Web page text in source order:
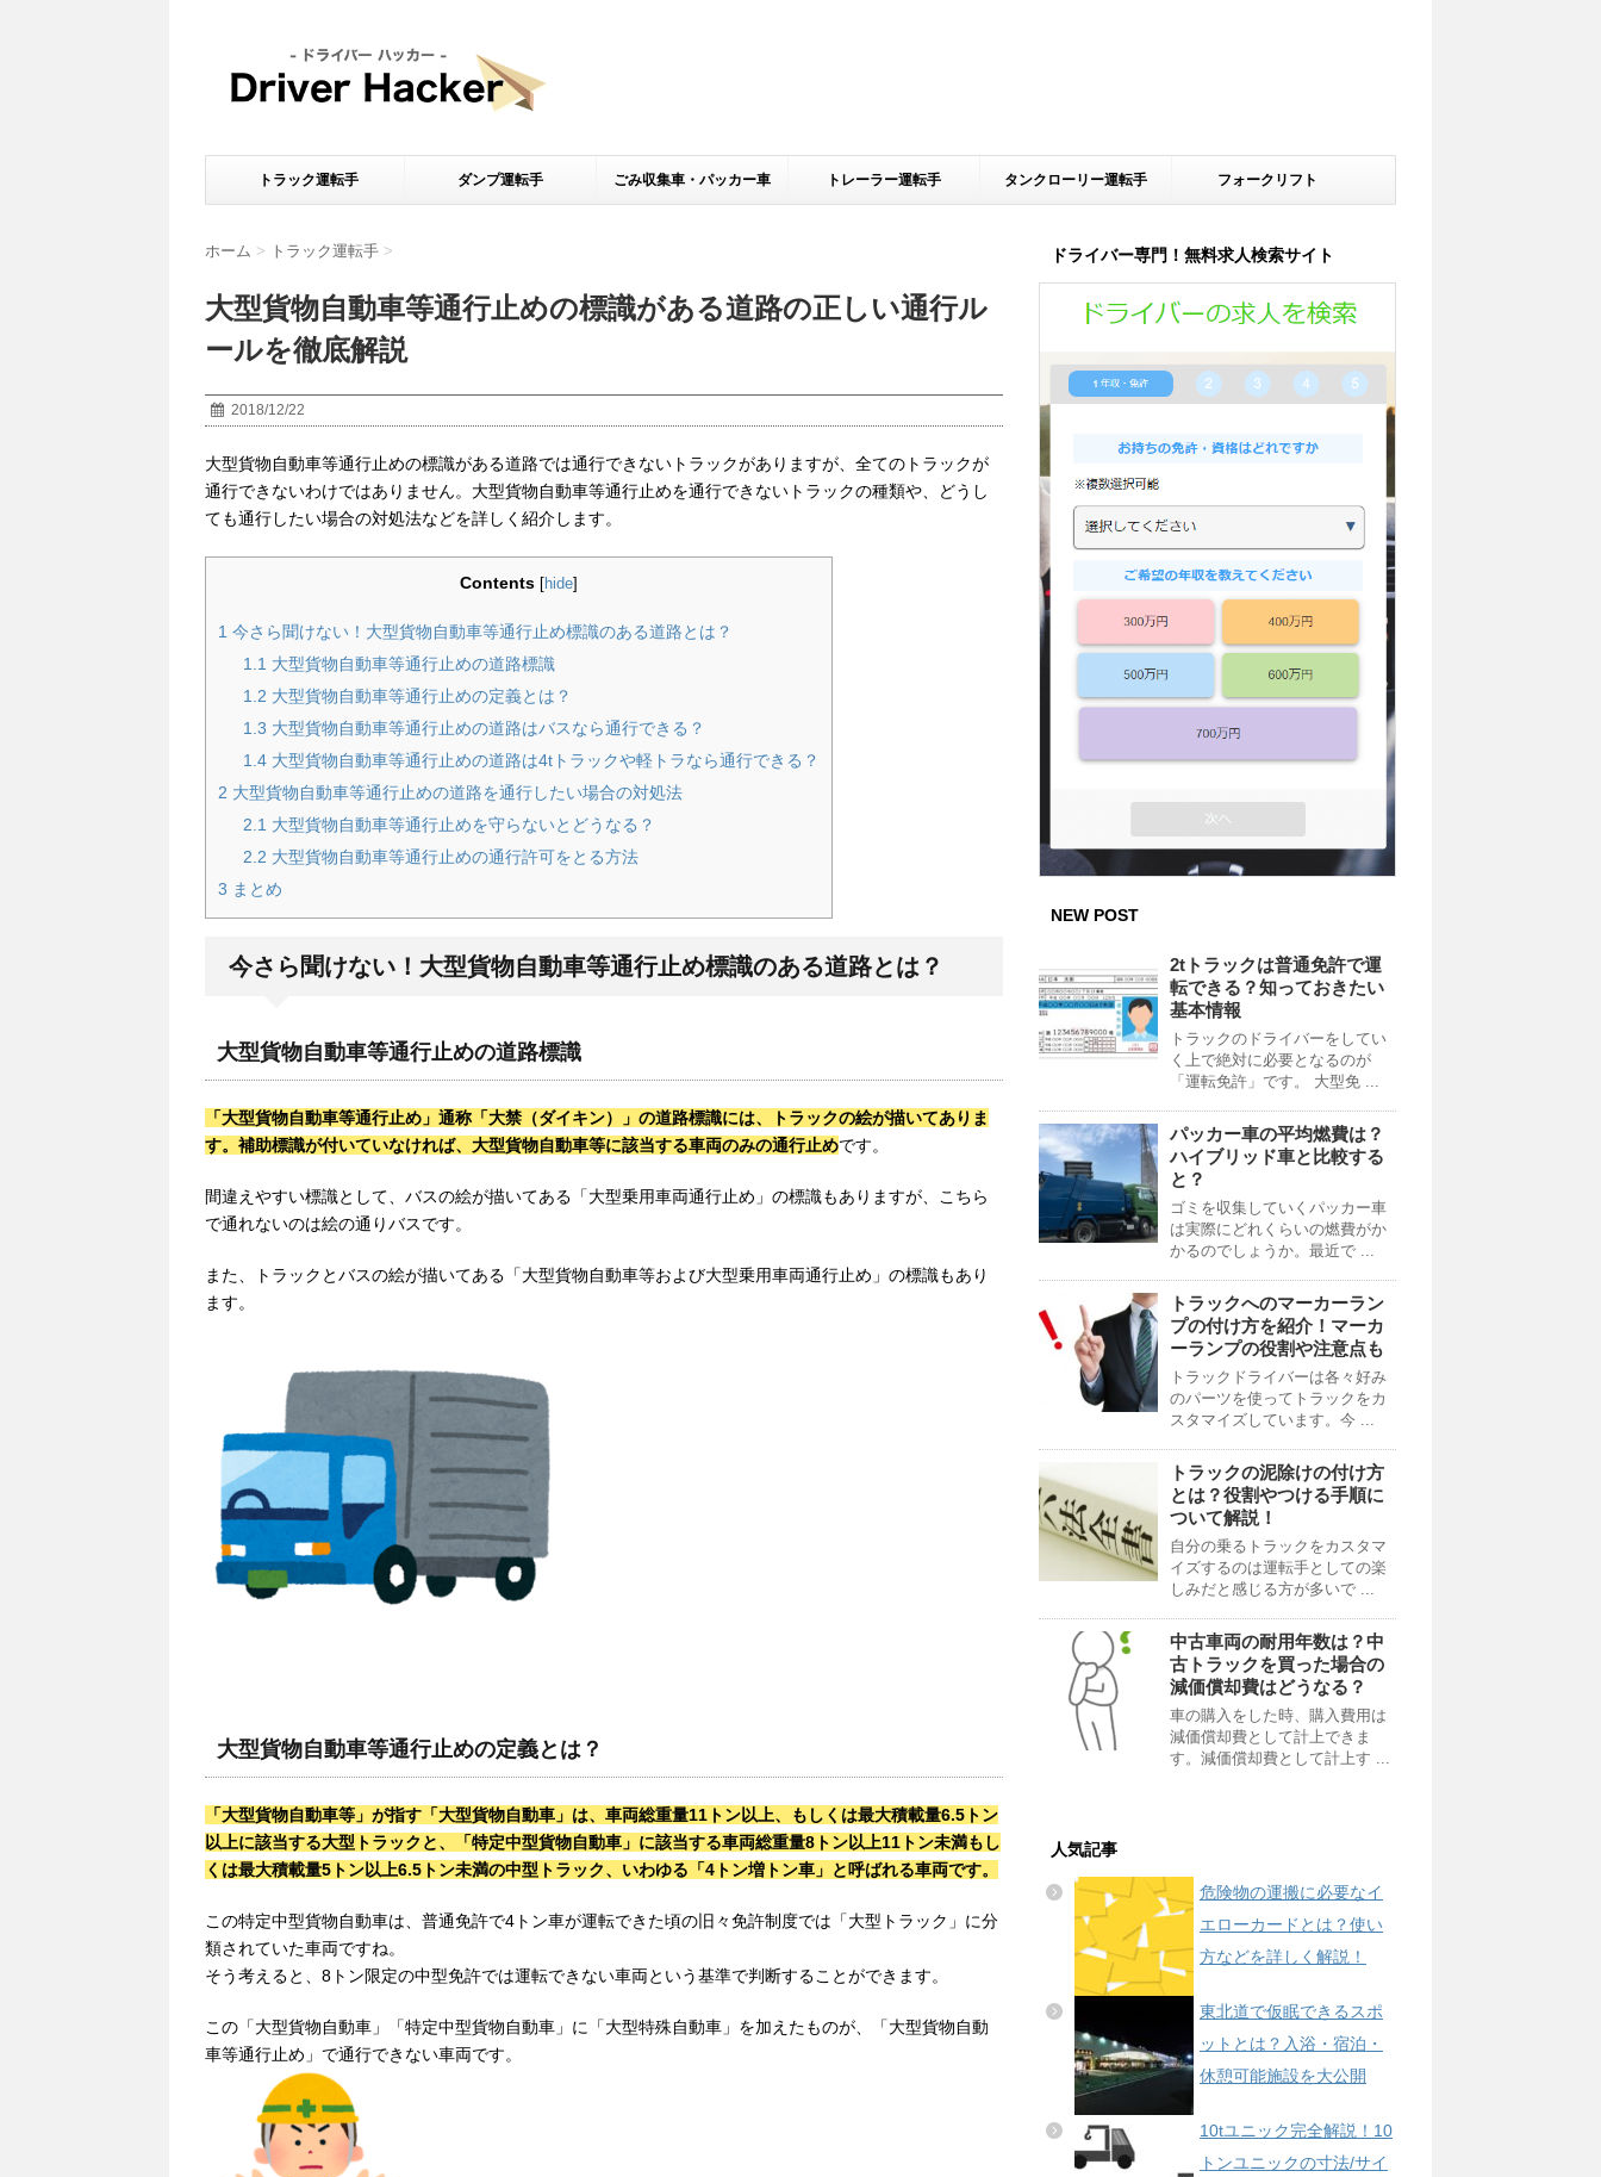
トラック運転手 ダンプ運転手 ごみ収集車・パッカー車 トレーラー運転手 タンクローリー運転手 フォークリフト
ホーム > トラック運転手 >
大型貨物自動車等通行止めの標識がある道路の正しい通行ル
ールを徹底解説
2018/12/22
大型貨物自動車等通行止めの標識がある道路では通行できないトラックがありますが、全てのトラックが
通行できないわけではありません。大型貨物自動車等通行止めを通行できないトラックの種類や、どうし
ても通行したい場合の対処法などを詳しく紹介します。
Contents [hide]
1 今さら聞けない！大型貨物自動車等通行止め標識のある道路とは？
1.1 大型貨物自動車等通行止めの道路標識
1.2 大型貨物自動車等通行止めの定義とは？
1.3 大型貨物自動車等通行止めの道路はバスなら通行できる？
1.4 大型貨物自動車等通行止めの道路は4tトラックや軽トラなら通行できる？
2 大型貨物自動車等通行止めの道路を通行したい場合の対処法
2.1 大型貨物自動車等通行止めを守らないとどうなる？
2.2 大型貨物自動車等通行止めの通行許可をとる方法
3 まとめ
今さら聞けない！大型貨物自動車等通行止め標識のある道路とは？
大型貨物自動車等通行止めの道路標識
「大型貨物自動車等通行止め」通称「大禁（ダイキン）」の道路標識には、トラックの絵が描いてありま
す。補助標識が付いていなければ、大型貨物自動車等に該当する車両のみの通行止めです。
間違えやすい標識として、バスの絵が描いてある「大型乗用車両通行止め」の標識もありますが、こちら
で通れないのは絵の通りバスです。
また、トラックとバスの絵が描いてある「大型貨物自動車等および大型乗用車両通行止め」の標識もあり
ます。
大型貨物自動車等通行止めの定義とは？
「大型貨物自動車等」が指す「大型貨物自動車」は、車両総重量11トン以上、もしくは最大積載量6.5トン
以上に該当する大型トラックと、「特定中型貨物自動車」に該当する車両総重量8トン以上11トン未満もし
くは最大積載量5トン以上6.5トン未満の中型トラック、いわゆる「4トン増トン車」と呼ばれる車両です。
この特定中型貨物自動車は、普通免許で4トン車が運転できた頃の旧々免許制度では「大型トラック」に分
類されていた車両ですね。
そう考えると、8トン限定の中型免許では運転できない車両という基準で判断することができます。
この「大型貨物自動車」「特定中型貨物自動車」に「大型特殊自動車」を加えたものが、「大型貨物自動
車等通行止め」で通行できない車両です。
ドライバー専門！無料求人検索サイト
NEW POST
2tトラックは普通免許で運
転できる？知っておきたい
基本情報
トラックのドライバーをしてい
く上で絶対に必要となるのが
「運転免許」です。 大型免 ...
パッカー車の平均燃費は？
ハイブリッド車と比較する
と？
ゴミを収集していくパッカー車
は実際にどれくらいの燃費がか
かるのでしょうか。最近で ...
トラックへのマーカーラン
プの付け方を紹介！マーカ
ーランプの役割や注意点も
トラックドライバーは各々好み
のパーツを使ってトラックをカ
スタマイズしています。今 ...
トラックの泥除けの付け方
とは？役割やつける手順に
ついて解説！
自分の乗るトラックをカスタマ
イズするのは運転手としての楽
しみだと感じる方が多いで ...
中古車両の耐用年数は？中
古トラックを買った場合の
減価償却費はどうなる？
車の購入をした時、購入費用は
減価償却費として計上できま
す。減価償却費として計上す ...
人気記事
危険物の運搬に必要なイ
エローカードとは？使い
方などを詳しく解説！
東北道で仮眠できるスポ
ットとは？入浴・宿泊・
休憩可能施設を大公開
10tユニック完全解説！10
トンユニックの寸法/サイ